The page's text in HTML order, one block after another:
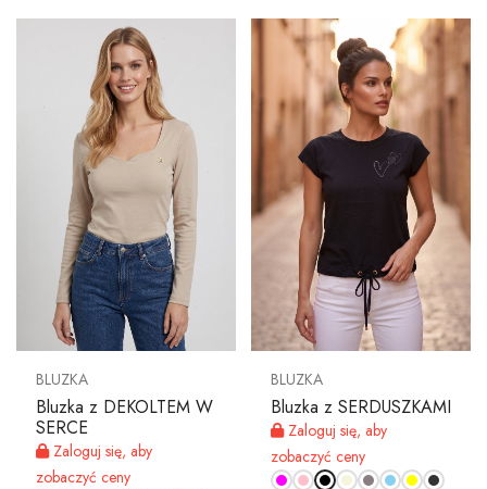
BLUZKA
Bluzka z DEKOLTEM W
SERCE
Zaloguj się, aby
zobaczyć ceny
BLUZKA
Bluzka z SERDUSZKAMI
Zaloguj się, aby
zobaczyć ceny